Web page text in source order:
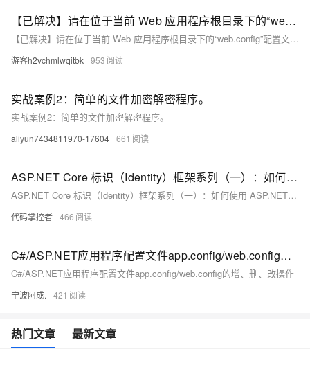
【已解决】请在位于当前 Web 应用程序根目录下的“web.config”配置文件中创建一个 ＜customErrors＞ 标记
【已解决】请在位于当前 Web 应用程序根目录下的“web.config”配置文件中创建一个 ＜customErrors＞ 标记
游客h2vchmlwqitbk 953
实战案例2：简单的文件加密解密程序。
实战案例2：简单的文件加密解密程序。
aliyun7434811970-17604 661
ASP.NET Core 标识（Identity）框架系列（一）：如何使用 ASP.NET Core 标识（Identity）框架创建用户和角色？
ASP.NET Core 标识（Identity）框架系列（一）：如何使用 ASP.NET Core 标识（Identity）框架创建用户和角色？
代码掌控者 466
C#/ASP.NET应用程序配置文件app.config/web.config的增、删、改操作
C#/ASP.NET应用程序配置文件app.config/web.config的增、删、改操作
宁波阿成. 421
热门文章 最新文章